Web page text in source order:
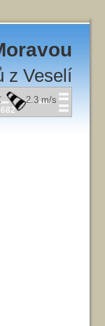
z Veselí
2.3m/s